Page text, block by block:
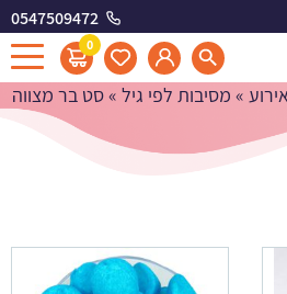
0547509472
0 מצווה
» מסיבות לפי גיל »סט בר מצווה